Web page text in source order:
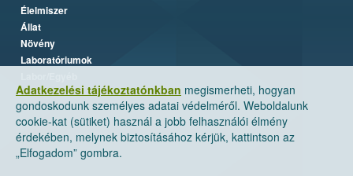
Adatkezelési tájékoztatónkban megismerheti, hogyan
gondoskodunk személyes adatai védelméről. Weboldalunk
cookie-kat (sütiket) használ a jobb felhasználói élmény
érdekében, melynek biztosításához kérjük, kattintson az
„Elfogadom” gombra.
Élelmiszer
Állat
Növény
Laboratóriumok